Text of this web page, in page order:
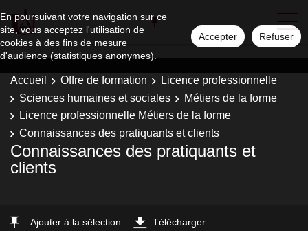
En poursuivant votre navigation sur ce
site, vous acceptez l'utilisation de
cookies à des fins de mesure
d'audience (statistiques anonymes).
Accepter Refuser
Accueil Offre de formation
Licence professionnelle
Sciences humaines et sociales
Métiers de la forme
Licence professionnelle Métiers de la forme
Connaissances des pratiquants et clients
Connaissances des pratiquants et
clients
Ajouter à la sélection Télécharger